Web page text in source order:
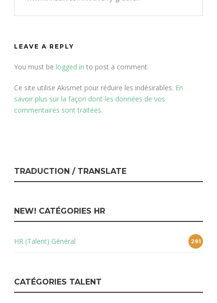
LEAVE A REPLY
You must be logged in to post a comment.
Ce site utilise Akismet pour réduire les indésirables. En
savoir plus sur la façon dont les données de vos
commentaires sont traitées.
TRADUCTION / TRANSLATE
NEW! CATÉGORIES HR
HR (Talent) Général 291
CATÉGORIES TALENT